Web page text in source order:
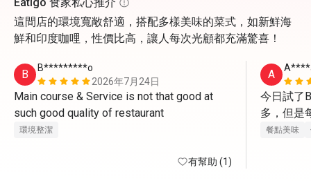
這間店的環境寬敞舒適，搭配多樣美味的菜式，如新鮮海
鮮和印度咖哩，性價比高，讓人每次光顧都充滿驚喜！
B
B*********o
2026年7月24日
Main course & Service is not that good at
環境整潔
有幫助 (1)
A
今日試了
多，但是
餐點美味